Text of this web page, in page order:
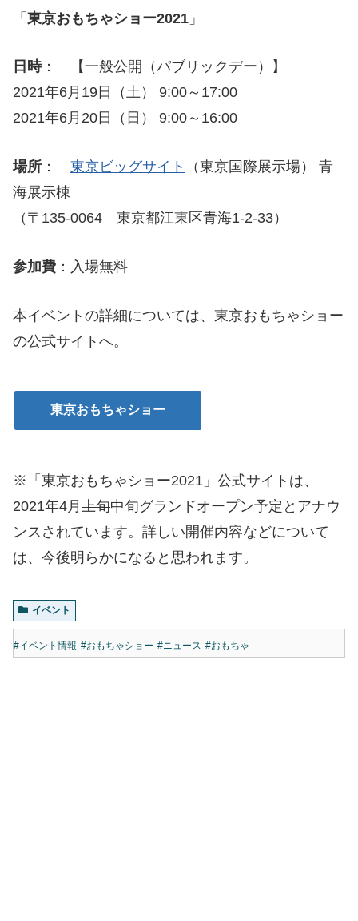
「 東京おもちゃショー2021 」
日時： 【一般公開（パブリックデー）】
2021年6月19日（土） 9:00～17:00
2021年6月20日（日） 9:00～16:00
場所 ： 東京ビッグサイト
（東京国際展示場） 青
海展示棟
（〒135-0064 東京都江東区青海1-2-33）
参加費 ：入場無料
本イベントの詳細については、東京おもちゃショー
の公式サイトへ。
東京おもちゃショー
※「東京おもちゃショー2021」公式サイトは、
2021年4月 上旬中旬グランドオープン予定とアナウ
ンスされています。詳しい開催内容などについて
は、今後明らかになると思われます。
イベント
#イベント情報 #おもちゃショー #ニュース #おもちゃ